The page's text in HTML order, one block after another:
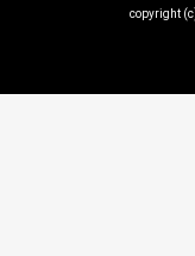
copyright